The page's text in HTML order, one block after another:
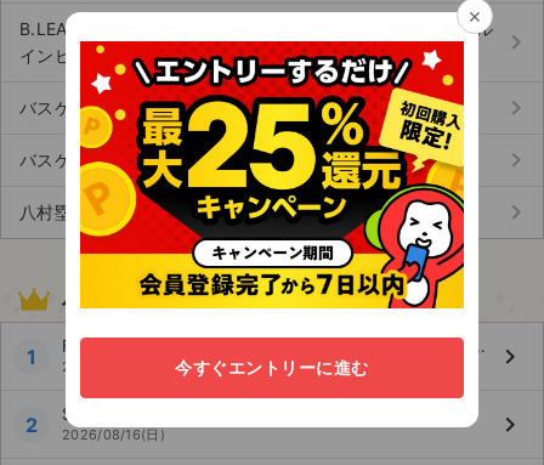
B.LEAGUE GLOBAL INVITATIONAL（ビーリーググローバル
インビテーショナル） (1)
keyboard_arrow_right
バスケットボール男子国際試合 (22) keyboard_arrow_right
バスケットボール女子日本代表国際強化試合 (4) keyboard_arrow_right
八村塁 (3) keyboard_arrow_right
バスケットボール人気試合ランキング
1 FIBAバスケットボールワールドカップ2027アジア地区予選 Window4
2026/08/31(月) keyboard_arrow_right
2 SoftBank CUP 2026 日本 vs 韓国
2026/08/16(日) keyboard_arrow_right
×
今すぐエントリーに進む